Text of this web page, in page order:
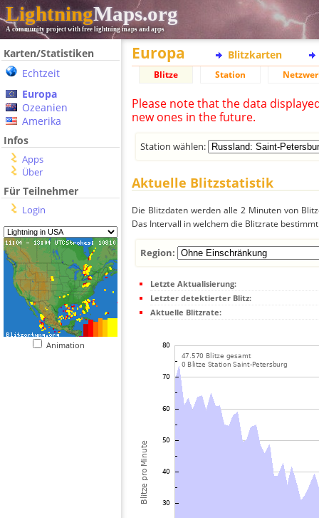
LightningMaps.org
A community project with free lightning maps and apps
Karten/Statistiken
Echtzeit
Europa
Ozeanien
Amerika
Infos
Apps
Über
Für Teilnehmer
Login
Animation
Europa Blitzkarten
Blitze Station
Please note that the data
new ones in the future.
Station wählen:
Aktuelle Blitzstatistik
Die Blitzdaten werden alle 2 Minuten von
Das Intervall in welchem die Blitzrate
Region:
Letzte Aktualisierung:
Letzter detektierter Blitz:
Aktuelle Blitzrate: